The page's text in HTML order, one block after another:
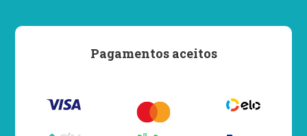
Pagamentos aceitos